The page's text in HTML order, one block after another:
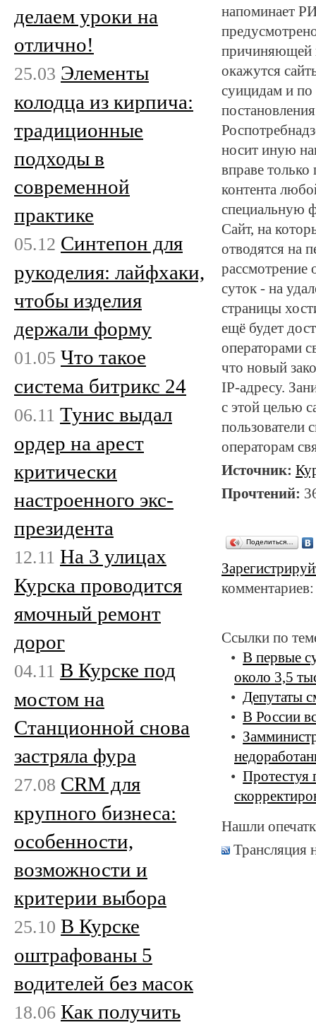
напоминает
причиняющей
окажутся
суицидам и по
носит иную
вправе
контента
специальную
Сайт, на
отводятся на
рассмотрение
суток - на
страницы
ещё будет
операторами
что новый
IP-адресу.
с этой целью
пользователи
операторам
Источник:
Прочтений:
Поделиться…
Ссылки по
В первые
около 3,5
Депутаты
В России
Протестуя
Нашли
Трансляция
делаем уроки на
отлично!
25.03 Элементы
колодца из кирпича:
традиционные
подходы в
современной
практике
05.12 Синтепон для
рукоделия: лайфхаки,
чтобы изделия
держали форму
01.05 Что такое
система битрикс 24
06.11 Тунис выдал
ордер на арест
критически
настроенного экс-
президента
12.11 На 3 улицах
Курска проводится
ямочный ремонт
дорог
04.11 В Курске под
мостом на
Станционной снова
застряла фура
27.08 CRM для
крупного бизнеса:
особенности,
возможности и
критерии выбора
25.10 В Курске
оштрафованы 5
водителей без масок
18.06 Как получить